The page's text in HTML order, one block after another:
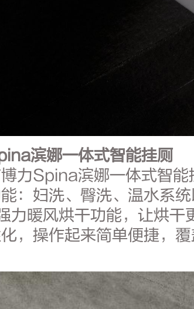
滨娜一体式智能挂厕
力Spina滨娜一体式智能
：妇洗、臀洗、温水系
力暖风烘干功能，让烘
，操作起来简单便捷，覆